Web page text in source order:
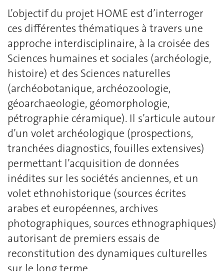
L’objectif du projet HOME est d’interroger
ces différentes thématiques à travers une
approche interdisciplinaire, à la croisée des
Sciences humaines et sociales (archéologie,
histoire) et des Sciences naturelles
(archéobotanique, archéozoologie,
géoarchaeologie, géomorphologie,
pétrographie céramique). Il s’articule autour
d’un volet archéologique (prospections,
tranchées diagnostics, fouilles extensives)
permettant l’acquisition de données
inédites sur les sociétés anciennes, et un
volet ethnohistorique (sources écrites
arabes et européennes, archives
photographiques, sources ethnographiques)
autorisant de premiers essais de
reconstitution des dynamiques culturelles